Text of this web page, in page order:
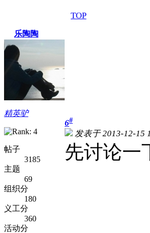
TOP
乐陶陶
精英驴
帖子
3185
主题
69
组织分
180
义工分
360
活动分
6#
发表于 2013-12-15
先讨论一